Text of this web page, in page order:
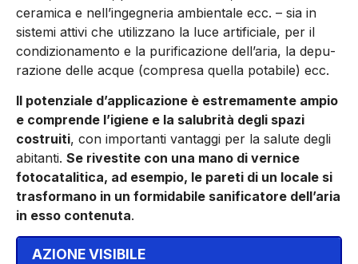
ceramica e nell’ingegneria am­bientale ecc. – sia in
sistemi atti­vi che utilizzano la luce artificia­le, per il
condizionamento e la purificazione dell’aria, la depu­
razione delle acque (compresa quella potabile) ecc.
Il potenziale d’applicazione è estremamente ampio
e com­prende l’igiene e la salubrità de­gli spazi
costruiti, con importan­ti vantaggi per la salute degli
abitanti. Se rivestite con una mano di vernice
fotocatalitica, ad esem­pio, le pareti di un locale si
tra­sformano in un formidabi­le sanificatore dell’aria
in esso contenuta.
AZIONE VISIBILE